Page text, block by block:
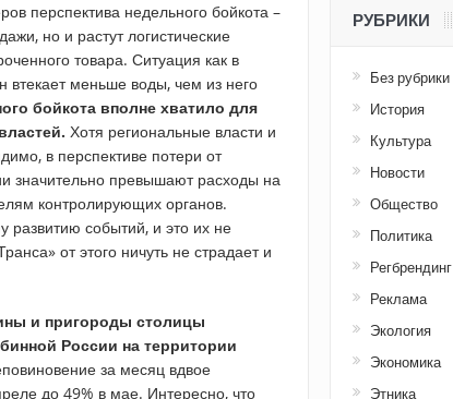
перспектива недельного бойкота –
но и растут логистические
товара. Ситуация как в
втекает меньше воды, чем из него
бойкота вполне хватило для
Хотя региональные власти и
в перспективе потери от
значительно превышают расходы на
контролирующих органов.
развитию событий, и это их не
от этого ничуть не страдает и
и пригороды столицы
России на территории
за месяц вдвое
до 49% в мае. Интересно, что
РУБРИКИ
Без рубрики
История
Культура
Новости
Общество
Политика
Регбрендинг
Реклама
Экология
Экономика
Этника